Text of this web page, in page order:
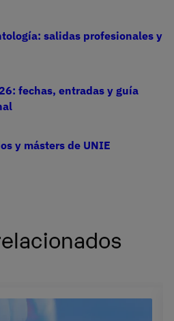
salidas profesionales y
fechas, entradas y guía
y másters de UNIE